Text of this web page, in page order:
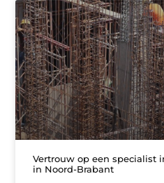
Vertrouw op een specialist
in Noord-Brabant